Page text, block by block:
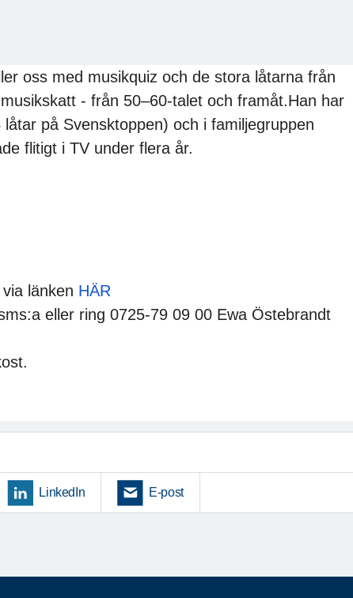
oss med musikquiz och de stora låtarna från
- från 50–60-talet och framåt.Han har
på Svensktoppen) och i familjegruppen
flitigt i TV under flera år.
länken HÄR
eller ring 0725-79 09 00 Ewa Östebrandt
LinkedIn E-post